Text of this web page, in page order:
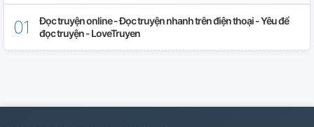
Đọc truyện online - Đọc truyện nhanh trên điện thoại - Yêu để
đọc truyện - LoveTruyen